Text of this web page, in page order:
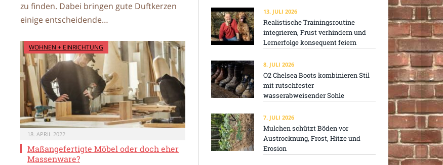
zu finden. Dabei bringen gute Duftkerzen
einige entscheidende…
WOHNEN + EINRICHTUNG
18. APRIL 2022
Maßangefertigte Möbel oder doch eher
Massenware?
13. JULI 2026
Realistische Trainingsroutine
integrieren, Frust verhindern und
Lernerfolge konsequent feiern
8. JULI 2026
O2 Chelsea Boots kombinieren Stil
mit rutschfester
wasserabweisender Sohle
7. JULI 2026
Mulchen schützt Böden vor
Austrocknung, Frost, Hitze und
Erosion